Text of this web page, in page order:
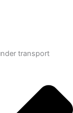
transport